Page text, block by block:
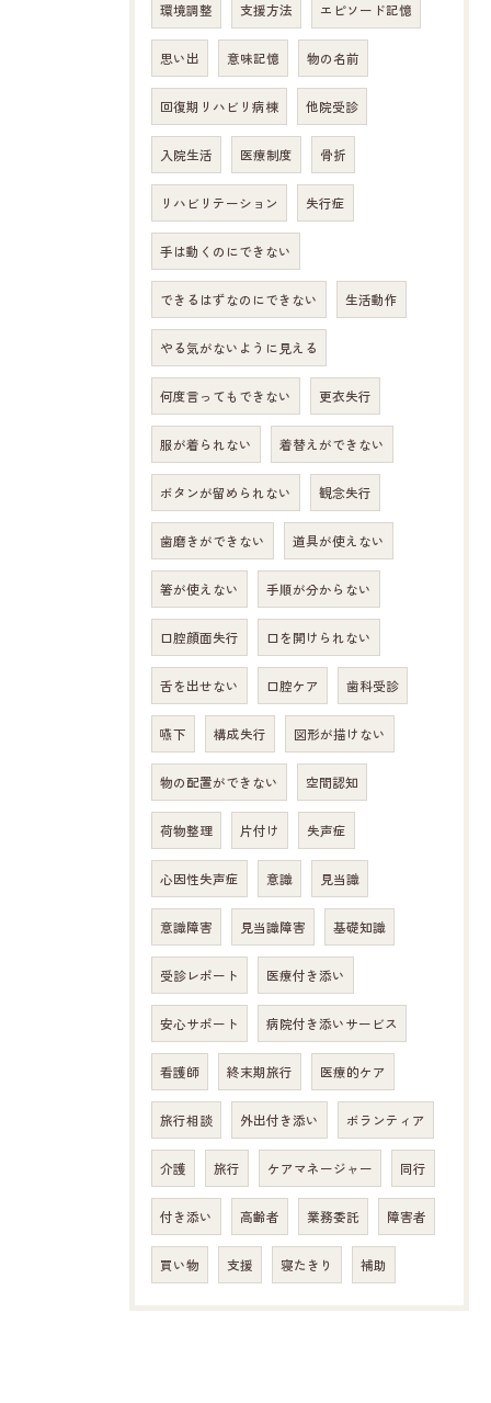
環境調整 支援方法 エピソード記憶
思い出 意味記憶 物の名前
回復期リハビリ病棟 他院受診
入院生活 医療制度 骨折
リハビリテーション 失行症
手は動くのにできない
できるはずなのにできない 生活動作
やる気がないように見える
何度言ってもできない 更衣失行
服が着られない 着替えができない
ボタンが留められない 観念失行
歯磨きができない 道具が使えない
箸が使えない 手順が分からない
口腔顔面失行 口を開けられない
舌を出せない 口腔ケア 歯科受診
嚥下 構成失行 図形が描けない
物の配置ができない 空間認知
荷物整理 片付け 失声症
心因性失声症 意識 見当識
意識障害 見当識障害 基礎知識
受診レポート 医療付き添い
安心サポート 病院付き添いサービス
看護師 終末期旅行 医療的ケア
旅行相談 外出付き添い ボランティア
介護 旅行 ケアマネージャー 同行
付き添い 高齢者 業務委託 障害者
買い物 支援 寝たきり 補助